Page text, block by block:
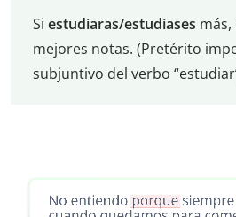
Si estudiaras/estudiases
mejores notas. (Pretérito
subjuntivo del verbo